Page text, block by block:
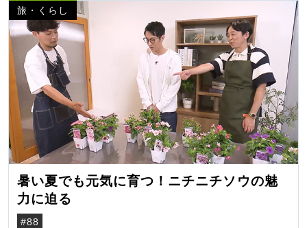
旅・くらし
暑い夏でも元気に育つ！ニチニチソウの魅
力に迫る
#88